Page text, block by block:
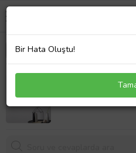
Evcil Dostlara Özel
Masif Ahşap
849,00 TL
Bir Hata Oluştu!